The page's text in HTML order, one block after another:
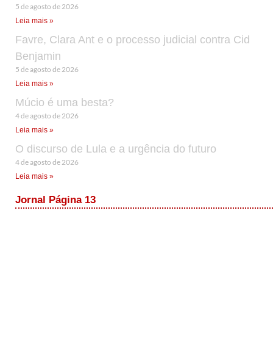
5 de agosto de 2026
Leia mais »
Favre, Clara Ant e o processo judicial contra Cid
Benjamin
5 de agosto de 2026
Leia mais »
Múcio é uma besta?
4 de agosto de 2026
Leia mais »
O discurso de Lula e a urgência do futuro
4 de agosto de 2026
Leia mais »
Jornal Página 13